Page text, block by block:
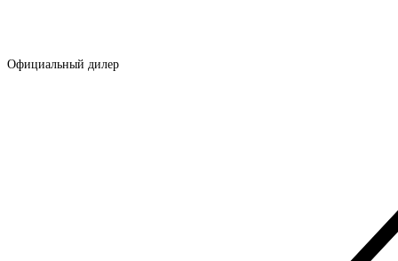
Официальный дилер